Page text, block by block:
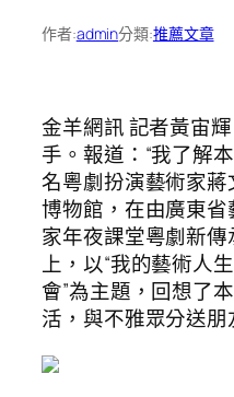
作者:admin分類:推薦文章
金羊網訊 記者黃宙
手。報道：“我了解
名粵劇扮演藝術家
博物館，在由廣東
家年夜課堂粵劇新傳
上，以“我的藝術人
會”為主題，回想了
活，與不雅眾分送朋